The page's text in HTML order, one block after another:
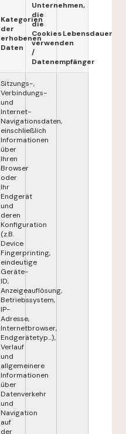
Kategorien
der
erhobenen
Daten
Unternehmen,
die
die
Cookies
verwenden
/
Datenempfänger
Lebensdauer
Sitzungs-,
Verbindungs-
und
Internet-
Navigationsdaten,
einschließlich
Informationen
über
Ihren
Browser
oder
Ihr
Endgerät
und
deren
Konfiguration
(z.B.
Device
Fingerprinting,
eindeutige
Geräte-
ID,
Anzeigeauflösung,
Betriebssystem,
IP-
Adresse,
Internetbrowser,
Endgerätetyp...),
Verlauf
und
allgemeinere
Informationen
über
Datenverkehr
und
Navigation
auf
der